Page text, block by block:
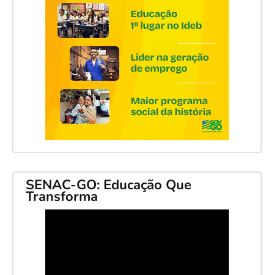
SENAC-GO: Educação Que
Transforma